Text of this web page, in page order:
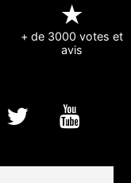
★
+ de 3000 votes et
avis